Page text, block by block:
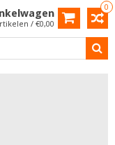
0
/ €0,00